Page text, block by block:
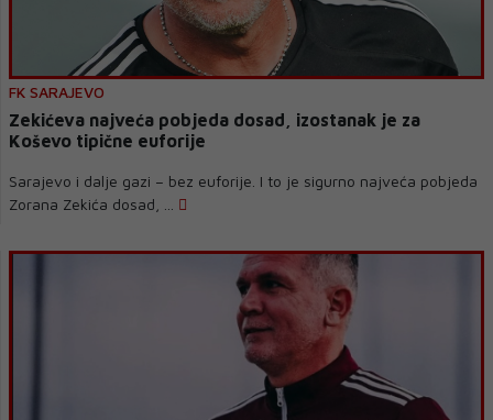
FK SARAJEVO
Zekićeva najveća pobjeda dosad, izostanak je za
Koševo tipične euforije
Sarajevo i dalje gazi – bez euforije. I to je sigurno najveća pobjeda
Zorana Zekića dosad, ...